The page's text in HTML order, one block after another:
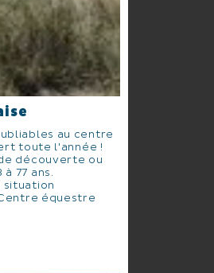
au centre
toute l'année !
découverte ou
77 ans.
situation
équestre